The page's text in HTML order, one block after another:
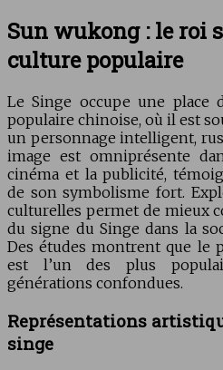
Sun wukong : le roi
culture populaire
Le Singe occupe une place
populaire chinoise, où il est
un personnage intelligent,
image est omniprésente
cinéma et la publicité,
de son symbolisme fort.
culturelles permet de mieux
du signe du Singe dans la
Des études montrent que le
est l’un des plus
générations confondues.
Représentations
singe